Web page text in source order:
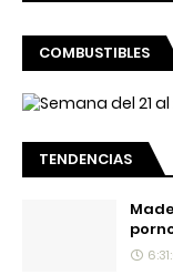
COMBUSTIBLES
TENDENCIAS